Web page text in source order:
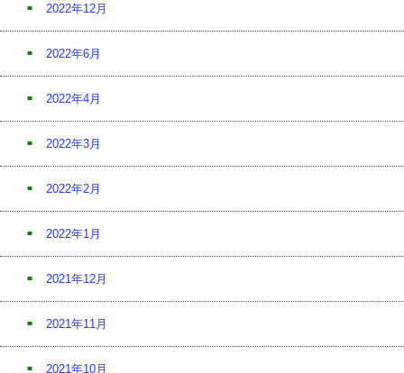
2022年12月
2022年6月
2022年4月
2022年3月
2022年2月
2022年1月
2021年12月
2021年11月
2021年10月